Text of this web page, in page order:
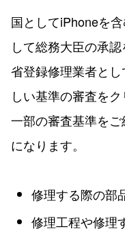
国としてiPhoneを
して総務大臣の承
省登録修理業者と
しい基準の審査を
一部の審査基準を
になります。
修理する際の部
修理工程や修理